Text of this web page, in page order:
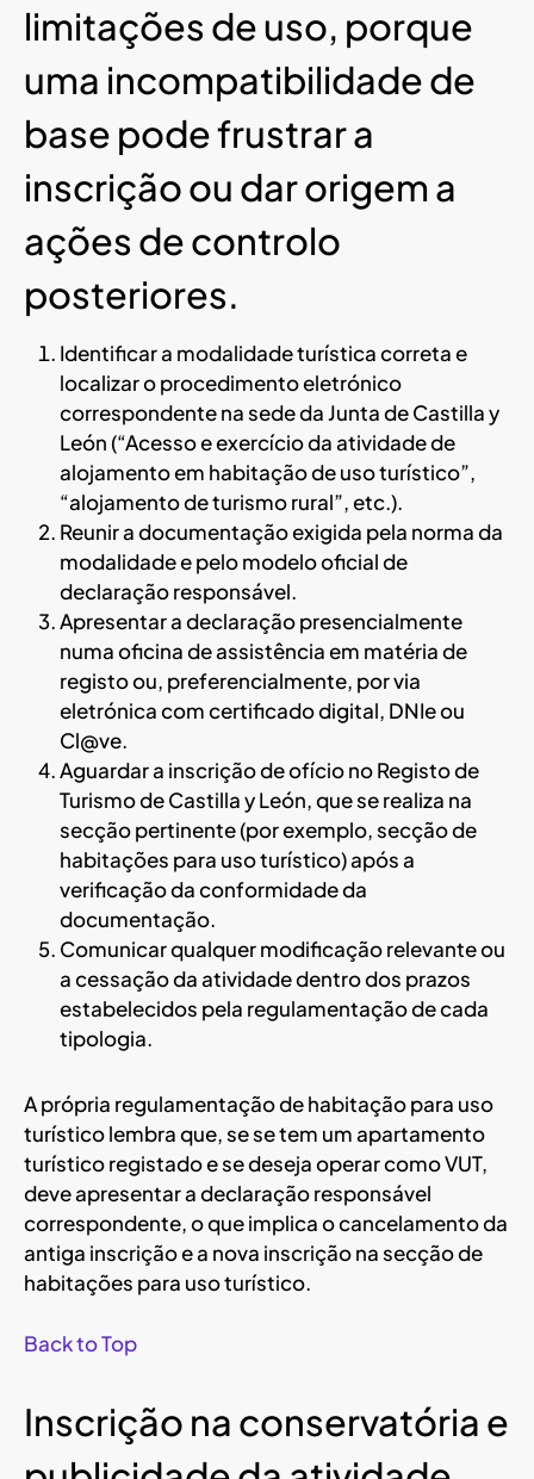
limitações de uso, porque
uma incompatibilidade de
base pode frustrar a
inscrição ou dar origem a
ações de controlo
posteriores.
Identificar a modalidade turística correta e
localizar o procedimento eletrónico
correspondente na sede da Junta de Castilla y
León (“Acesso e exercício da atividade de
alojamento em habitação de uso turístico”,
“alojamento de turismo rural”, etc.).
Reunir a documentação exigida pela norma da
modalidade e pelo modelo oficial de
declaração responsável.
Apresentar a declaração presencialmente
numa oficina de assistência em matéria de
registo ou, preferencialmente, por via
eletrónica com certificado digital, DNIe ou
Cl@ve.
Aguardar a inscrição de ofício no Registo de
Turismo de Castilla y León, que se realiza na
secção pertinente (por exemplo, secção de
habitações para uso turístico) após a
verificação da conformidade da
documentação.
Comunicar qualquer modificação relevante ou
a cessação da atividade dentro dos prazos
estabelecidos pela regulamentação de cada
tipologia.
A própria regulamentação de habitação para uso
turístico lembra que, se se tem um apartamento
turístico registado e se deseja operar como VUT,
deve apresentar a declaração responsável
correspondente, o que implica o cancelamento da
antiga inscrição e a nova inscrição na secção de
habitações para uso turístico.
Back to Top
Inscrição na conservatória e